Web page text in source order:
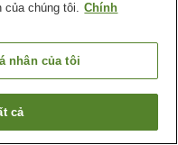
hàng
Thành phố Tottori
của chúng tôi. Chính
nhân của tôi
cả